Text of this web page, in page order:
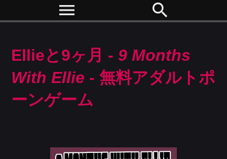
menu search
Ellieと9ヶ月 - 9 Months
With Ellie - 無料アダルトポ
ーンゲーム